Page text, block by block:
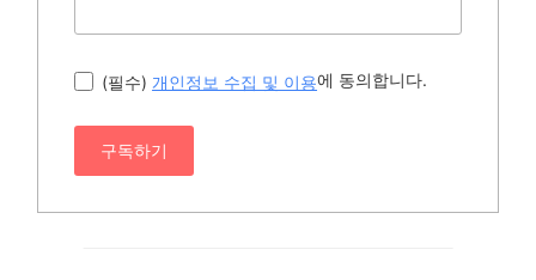
(필수) 개인정보 수집 및 이용에 동의합니다.
구독하기